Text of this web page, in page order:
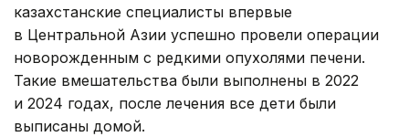
казахстанские специалисты впервые
в Центральной Азии успешно провели операции
новорожденным с редкими опухолями печени.
Такие вмешательства были выполнены в 2022
и 2024 годах, после лечения все дети были
выписаны домой.